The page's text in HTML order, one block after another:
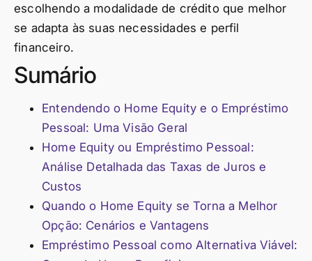
escolhendo a modalidade de crédito que melhor
se adapta às suas necessidades e perfil
financeiro.
Sumário
Entendendo o Home Equity e o Empréstimo
Pessoal: Uma Visão Geral
Home Equity ou Empréstimo Pessoal:
Análise Detalhada das Taxas de Juros e
Custos
Quando o Home Equity se Torna a Melhor
Opção: Cenários e Vantagens
Empréstimo Pessoal como Alternativa Viável: